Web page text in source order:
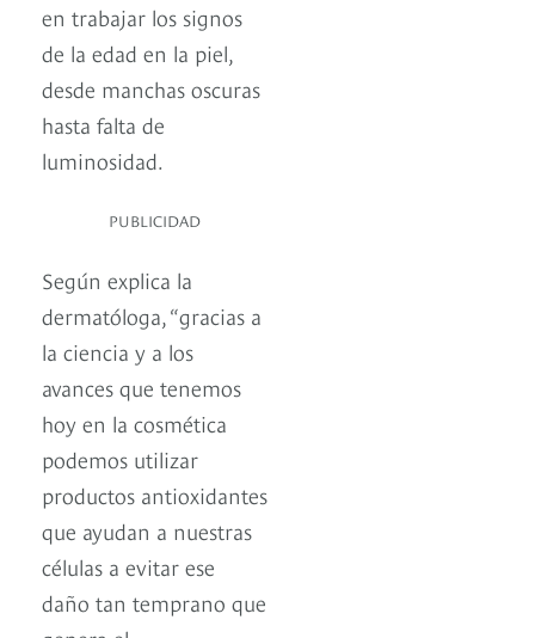
en trabajar los signos
de la edad en la piel,
desde manchas oscuras
hasta falta de
luminosidad.
PUBLICIDAD
Según explica la
dermatóloga, “gracias a
la ciencia y a los
avances que tenemos
hoy en la cosmética
podemos utilizar
productos antioxidantes
que ayudan a nuestras
células a evitar ese
daño tan temprano que